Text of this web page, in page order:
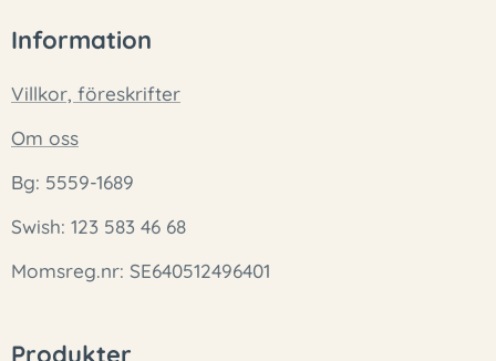
Information
Villkor, föreskrifter
Om oss
Bg: 5559-1689
Swish: 123 583 46 68
Momsreg.nr: SE640512496401
Produkter